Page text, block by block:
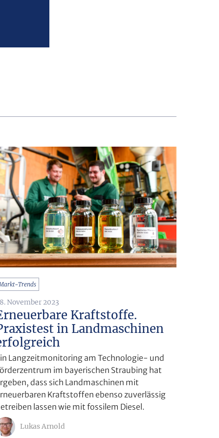
Trends
November 2023
Kraftstoffe.
in Landmaschinen
Langzeitmonitoring am Technologie- und
im bayerischen Straubing hat
dass sich Landmaschinen mit
Kraftstoffen ebenso zuverlässig
lassen wie mit fossilem Diesel.
Lukas Arnold